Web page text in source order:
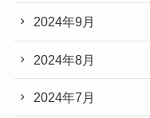
2024年9月
2024年8月
2024年7月